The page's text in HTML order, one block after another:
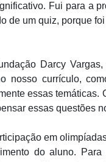
Fui para a
de um quiz, porque
Darcy
nosso currículo,
essas
essas questões
em
do aluno.